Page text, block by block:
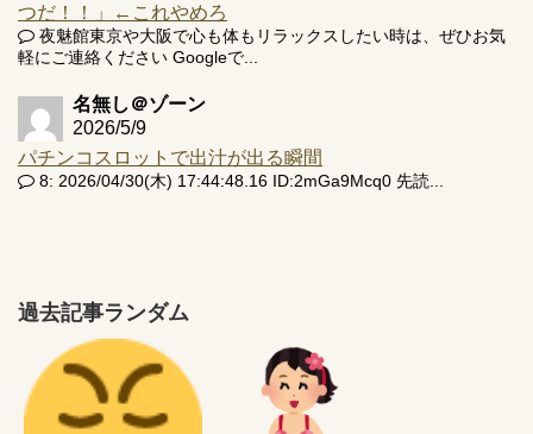
つだ！！」←これやめろ
夜魅館東京や大阪で心も体もリラックスしたい時は、ぜひお気
軽にご連絡ください Googleで...
名無し＠ゾーン
2026/5/9
パチンコスロットで出汁が出る瞬間
8: 2026/04/30(木) 17:44:48.16 ID:2mGa9Mcq0 先読...
過去記事ランダム